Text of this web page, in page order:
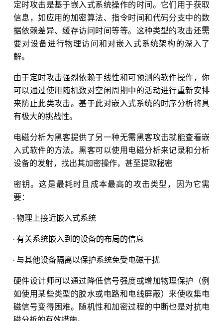
定时攻击是基于嵌入式系统操作的时间。它们用于获取
信息，如应用的加密算法、指令时间和代码分支中的数
据依赖差异、缓存访问时间等等。这种类型的攻击还需
要对设备进行物理访问和对嵌入式系统架构的深入了
解。
由于定时攻击强烈依赖于线性和可预测的软件操作，你
可以通过使用随机数对空闲周期中的活动进行重新安排
来防止此类攻击。基于此对嵌入式系统的时序分析将具
有极大的挑战性。
电磁分析为黑客提供了另一种无需黑客攻击就能查看嵌
入式软件的方法。黑客可以使用电磁分析来记录和分析
设备的发射，找出其加密操作，甚至提取秘密
密钥。这是最耗时且成本最高的攻击类型，因为它需
要：
· 物理上接近嵌入式系统
· 有关系统嵌入到的设备的布局的信息
· 与其他设备隔离以保护系统免受电磁干扰
硬件设计师可以通过降低信号强度或增加物理保护（例
如使用某些类型的胶水或电路和电线屏蔽）来使收集电
磁信号变得困难。随机性和加密过程的中断也是对抗电